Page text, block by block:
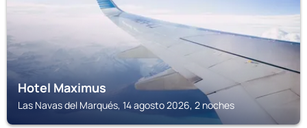
Hotel Maximus
Las Navas del Marqués, 14 agosto 2026, 2 noches